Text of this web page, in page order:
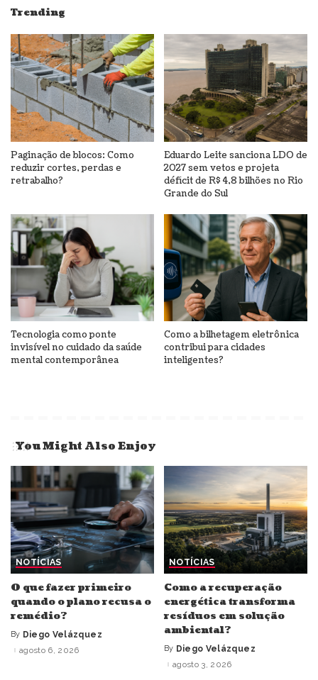
Trending
Paginação de blocos: Como
reduzir cortes, perdas e
retrabalho?
Eduardo Leite sanciona LDO de
2027 sem vetos e projeta
déficit de R$ 4,8 bilhões no Rio
Grande do Sul
Tecnologia como ponte
invisível no cuidado da saúde
mental contemporânea
Como a bilhetagem eletrônica
contribui para cidades
inteligentes?
You Might Also Enjoy
NOTÍCIAS
O que fazer primeiro
quando o plano recusa o
remédio?
Posted
by
By Diego Velázquez
agosto 6, 2026
NOTÍCIAS
Como a recuperação
energética transforma
resíduos em solução
ambiental?
Posted
by
By Diego Velázquez
agosto 3, 2026